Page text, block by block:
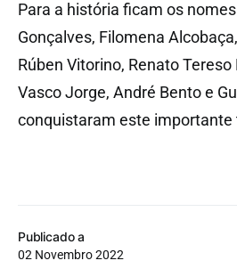
Publicado a
02 Novembro 2022
Para a história ficam os
Gonçalves, Filomena
Rúben Vitorino, Renato
Vasco Jorge, André Bento e
conquistaram este importante